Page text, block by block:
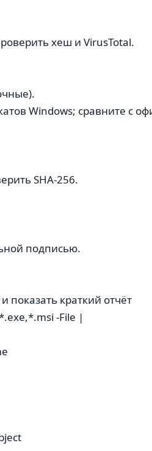
хеш и VirusTotal.
Windows; сравните с
SHA-256.
подписью.
показать краткий отчёт
-File |